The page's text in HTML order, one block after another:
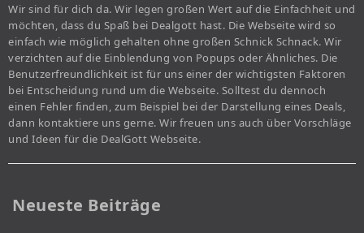
Wir sind für dich da. Wir legen großen Wert auf die Einfachheit und
möchten, dass du Spaß bei Dealgott hast. Die Webseite wird so
einfach wie möglich gehalten ohne großen Schnick Schnack. Wir
verzichten auf die Einblendung von Popups oder Ähnliches. Die
Benutzerfreundlichkeit ist für uns einer der wichtigsten Faktoren
bei Entscheidung rund um die Webseite. Solltest du dennoch
einen Fehler finden, zum Beispiel bei der Darstellung eines Deals,
dann kontaktiere uns gerne. Wir freuen uns auch über Vorschläge
und Ideen für die DealGott Webseite.
Neueste Beiträge